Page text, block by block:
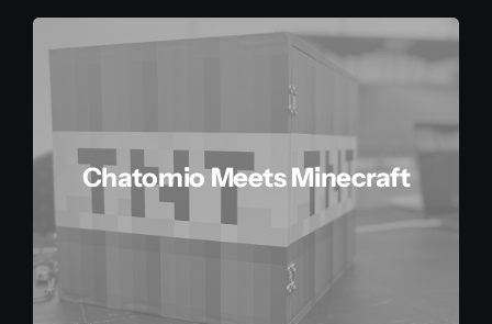
Chatomio Meets Minecraft